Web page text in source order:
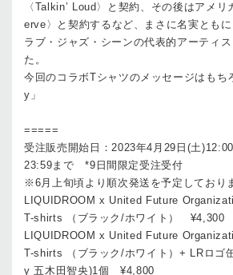
〈Talkin’ Loud〉と契約、その後はアメ
erve〉と契約するなど、まさに名実とも
ラブ・ジャズ・シーンの代表的アーティ
た。
今回のコラボTシャツのメッセージはもち
y」
=====
受注販売開始日：2023年4月29日(土
23:59まで *9日間限定受注受付
※6月上旬頃より順次発送を予定しており
LIQUIDROOM x United Future
T-shirts （ブラック/ホワイト） ¥4,300
LIQUIDROOM x United Future
T-shirts （ブラック/ホワイト）+ LRロゴ
y 五木田智央)1個 ¥4,800